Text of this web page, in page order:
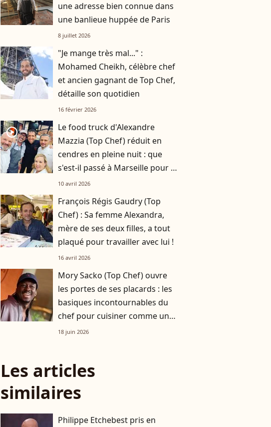
une adresse bien connue dans
une banlieue huppée de Paris
8 juillet 2026
"Je mange très mal..." :
Mohamed Cheikh, célèbre chef
et ancien gagnant de Top Chef,
détaille son quotidien
16 février 2026
player2
Le food truck d'Alexandre
Mazzia (Top Chef) réduit en
cendres en pleine nuit : que
s'est-il passé à Marseille pour le
chef triplement étoilé ?
10 avril 2026
François Régis Gaudry (Top
Chef) : Sa femme Alexandra,
mère de ses deux filles, a tout
plaqué pour travailler avec lui !
16 avril 2026
Mory Sacko (Top Chef) ouvre
les portes de ses placards : les
basiques incontournables du
chef pour cuisiner comme un
pro
18 juin 2026
Les articles
similaires
Philippe Etchebest pris en